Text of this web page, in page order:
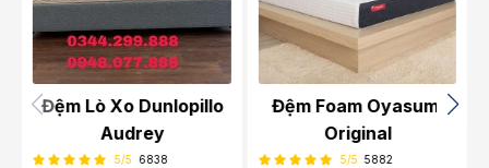
Đệm Lò Xo Dunlopillo
Audrey
5/5 6838
Đệm Foam Oyasumi
Original
5/5 5882